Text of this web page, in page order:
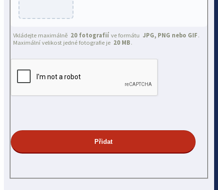
Vkládejte maximálně 20 fotografií ve formátu JPG, PNG nebo GIF .
Maximální velikost jedné fotografie je 20 MB .